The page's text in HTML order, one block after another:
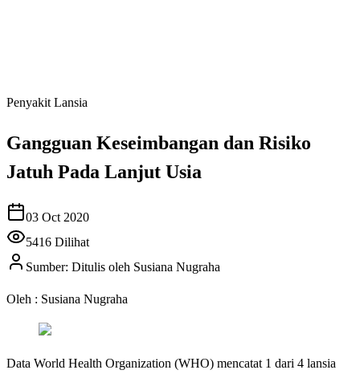
Penyakit Lansia
Gangguan Keseimbangan dan Risiko
Jatuh Pada Lanjut Usia
03 Oct 2020
5416 Dilihat
Sumber: Ditulis oleh Susiana Nugraha
Oleh : Susiana Nugraha
Data World Health Organization (WHO) mencatat 1 dari 4 lansia